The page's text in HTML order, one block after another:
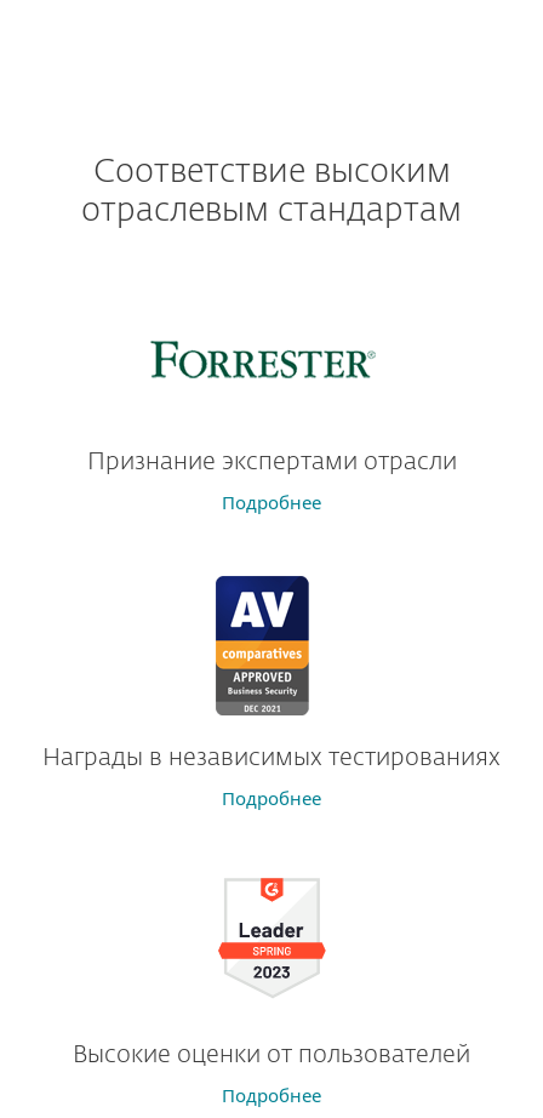
Соответствие высоким
отраслевым стандартам
Признание экспертами отрасли
Подробнее
Награды в независимых тестированиях
Подробнее
Высокие оценки от пользователей
Подробнее